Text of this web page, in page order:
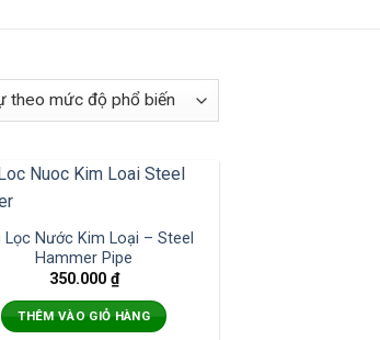
Lọc Nước Kim Loại – Steel
Hammer Pipe
350.000 ₫
THÊM VÀO GIỎ HÀNG